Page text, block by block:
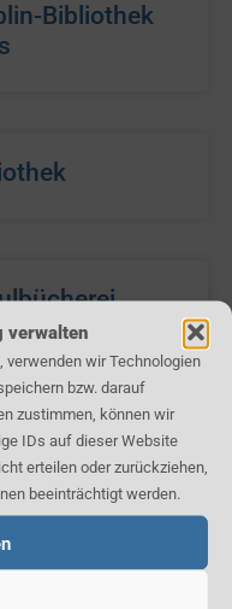
verwalten
verwenden wir Technologien
bzw. darauf
zustimmen, können wir
IDs auf dieser Website
erteilen oder zurückziehen,
beeinträchtigt werden.
Bibliothek